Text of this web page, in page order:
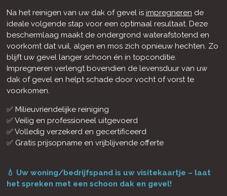
Na het reinigen van uw dak of gevel is impregneren de
ideale volgende stap voor een optimaal resultaat. Deze
beschermlaag maakt de ondergrond waterafstotend en
voorkomt dat vuil, algen en mos zich opnieuw hechten. Zo
blijft uw gevel langer schoon én in topconditie.
Impregneren verlengt bovendien de levensduur van uw
dak of gevel en helpt schade door vocht of vorst te
voorkomen.
✅ Milieuvriendelijke reiniging
✅ Veilig en professioneel uitgevoerd
✅ Volledig verzekerd en gecertificeerd
✅ Gratis prijsopname en vrijblijvende offerte
💧 Uw woning/bedrijfspand is uw visitekaartje – laat
het spreken met een schoon dak en gevel!